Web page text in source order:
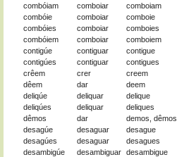
combóiam
comboiar
comboiam
combóie
comboiar
comboie
combóies
comboiar
comboies
combóiem
comboiar
comboiem
contigúe
contiguar
contigue
contigúes
contiguar
contigues
crêem
crer
creem
dêem
dar
deem
deliqúe
deliquar
delique
deliqúes
deliquar
deliques
dêmos
dar
demos, dêmos
desagúe
desaguar
desague
desagúes
desaguar
desagues
desambigúe
desambiguar desambigue